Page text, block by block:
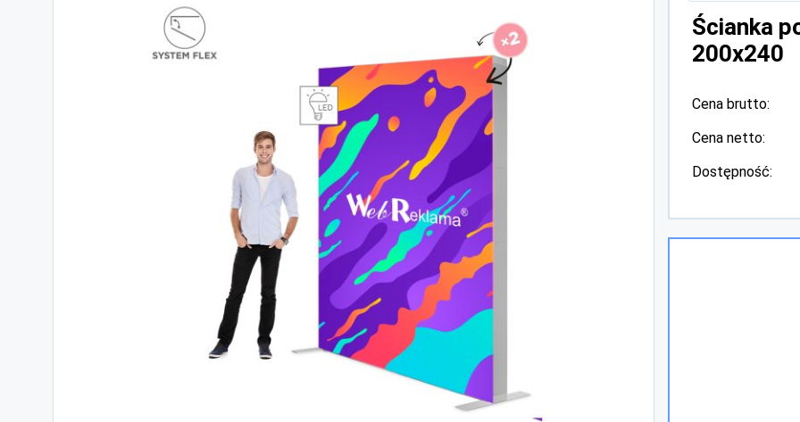
Ścianka
200x240
Cena brutto:
Cena netto:
Dostępność: